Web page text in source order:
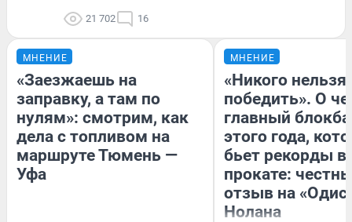
21 702 16
МНЕНИЕ
«Заезжаешь на
заправку, а там по
нулям»: смотрим, как
дела с топливом на
маршруте Тюмень —
Уфа
МНЕНИЕ
«Никого нельзя
победить». О
главный
этого года,
бьет рекорды в
прокате:
отзыв на
Нолана